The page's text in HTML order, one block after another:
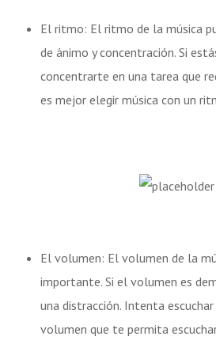
El ritmo: El ritmo de la música
de ánimo y concentración. Si
concentrarte en una tarea que
es mejor elegir música con un
El volumen: El volumen de la
importante. Si el volumen es
una distracción. Intenta
volumen que te permita